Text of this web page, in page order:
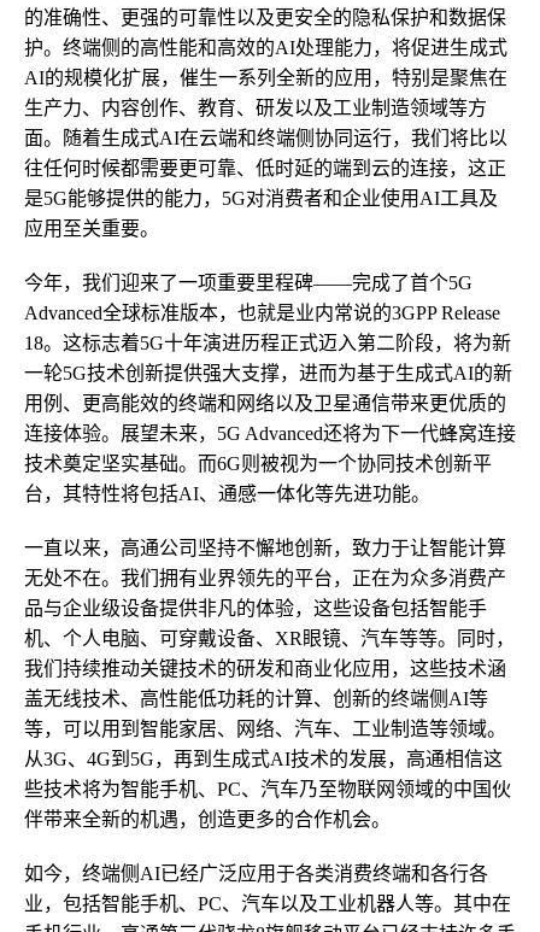
的准确性、更强的可靠性以及更安全的隐私保护和数据保
护。终端侧的高性能和高效的AI处理能力，将促进生成式
AI的规模化扩展，催生一系列全新的应用，特别是聚焦在
生产力、内容创作、教育、研发以及工业制造领域等方
面。随着生成式AI在云端和终端侧协同运行，我们将比以
往任何时候都需要更可靠、低时延的端到云的连接，这正
是5G能够提供的能力，5G对消费者和企业使用AI工具及
应用至关重要。
今年，我们迎来了一项重要里程碑——完成了首个5G
Advanced全球标准版本，也就是业内常说的3GPP Release
18。这标志着5G十年演进历程正式迈入第二阶段，将为新
一轮5G技术创新提供强大支撑，进而为基于生成式AI的新
用例、更高能效的终端和网络以及卫星通信带来更优质的
连接体验。展望未来，5G Advanced还将为下一代蜂窝连接
技术奠定坚实基础。而6G则被视为一个协同技术创新平
台，其特性将包括AI、通感一体化等先进功能。
一直以来，高通公司坚持不懈地创新，致力于让智能计算
无处不在。我们拥有业界领先的平台，正在为众多消费产
品与企业级设备提供非凡的体验，这些设备包括智能手
机、个人电脑、可穿戴设备、XR眼镜、汽车等等。同时，
我们持续推动关键技术的研发和商业化应用，这些技术涵
盖无线技术、高性能低功耗的计算、创新的终端侧AI等
等，可以用到智能家居、网络、汽车、工业制造等领域。
从3G、4G到5G，再到生成式AI技术的发展，高通相信这
些技术将为智能手机、PC、汽车乃至物联网领域的中国伙
伴带来全新的机遇，创造更多的合作机会。
如今，终端侧AI已经广泛应用于各类消费终端和各行各
业，包括智能手机、PC、汽车以及工业机器人等。其中在